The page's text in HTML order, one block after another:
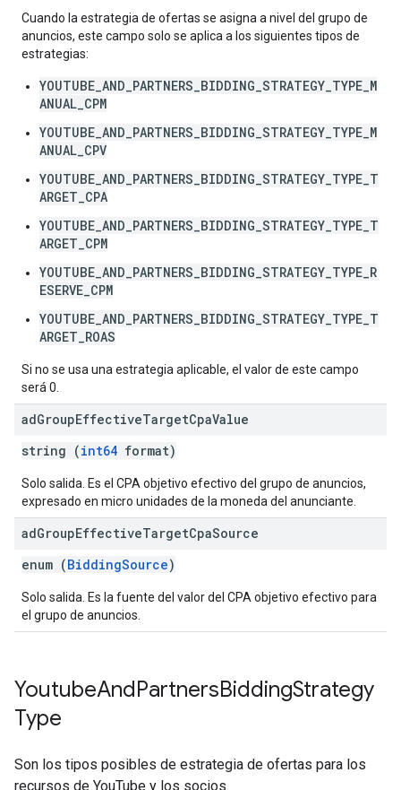
Cuando la estrategia de ofertas se asigna a nivel del grupo de
anuncios, este campo solo se aplica a los siguientes tipos de
estrategias:
YOUTUBE_AND_PARTNERS_BIDDING_STRATEGY_TYPE_M
ANUAL_CPM
YOUTUBE_AND_PARTNERS_BIDDING_STRATEGY_TYPE_M
ANUAL_CPV
YOUTUBE_AND_PARTNERS_BIDDING_STRATEGY_TYPE_T
ARGET_CPA
YOUTUBE_AND_PARTNERS_BIDDING_STRATEGY_TYPE_T
ARGET_CPM
YOUTUBE_AND_PARTNERS_BIDDING_STRATEGY_TYPE_R
ESERVE_CPM
YOUTUBE_AND_PARTNERS_BIDDING_STRATEGY_TYPE_T
ARGET_ROAS
Si no se usa una estrategia aplicable, el valor de este campo
será 0.
adGroupEffectiveTargetCpaValue
string (int64 format)
Solo salida. Es el CPA objetivo efectivo del grupo de anuncios,
expresado en micro unidades de la moneda del anunciante.
adGroupEffectiveTargetCpaSource
enum (BiddingSource)
Solo salida. Es la fuente del valor del CPA objetivo efectivo para
el grupo de anuncios.
YoutubeAndPartnersBiddingStrategy
Type
Son los tipos posibles de estrategia de ofertas para los
recursos de YouTube y los socios.